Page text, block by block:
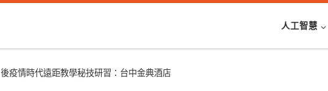
人工智慧
後疫情時代遠距教學秘技研習：台中金典酒店